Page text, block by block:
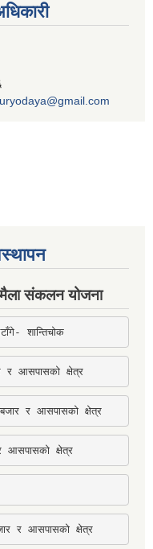
संकलन योजना
शान्तिचोक
र आसपासको क्षेत्र
र आसपासको क्षेत्र
आसपासको क्षेत्र
र आसपासको क्षेत्र